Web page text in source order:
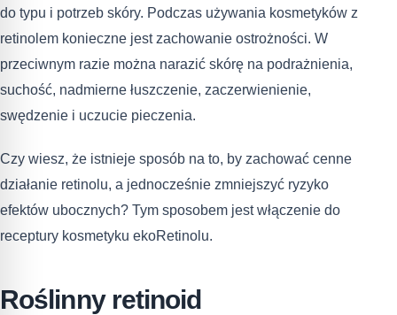
do typu i potrzeb skóry. Podczas używania kosmetyków z
retinolem konieczne jest zachowanie ostrożności. W
przeciwnym razie można narazić skórę na podrażnienia,
suchość, nadmierne łuszczenie, zaczerwienienie,
swędzenie i uczucie pieczenia.
Czy wiesz, że istnieje sposób na to, by zachować cenne
działanie retinolu, a jednocześnie zmniejszyć ryzyko
efektów ubocznych? Tym sposobem jest włączenie do
receptury kosmetyku ekoRetinolu.
Roślinny retinoid